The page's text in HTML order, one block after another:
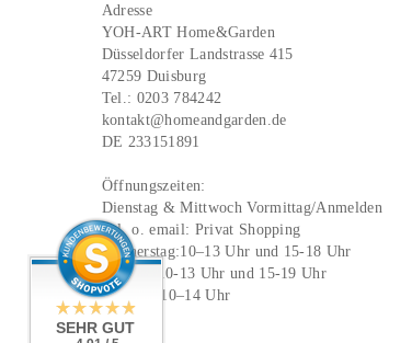
Adresse
YOH-ART Home&Garden
Düsseldorfer Landstrasse 415
47259 Duisburg
Tel.: 0203 784242
kontakt@homeandgarden.de
DE 233151891
Öffnungszeiten:
Dienstag & Mittwoch Vormittag/Anmelden
Tel. o. email: Privat Shopping
Donnerstag:10–13 Uhr und 15-18 Uhr
Freitag: 10-13 Uhr und 15-19 Uhr
Samstag 10–14 Uhr
SEHR GUT